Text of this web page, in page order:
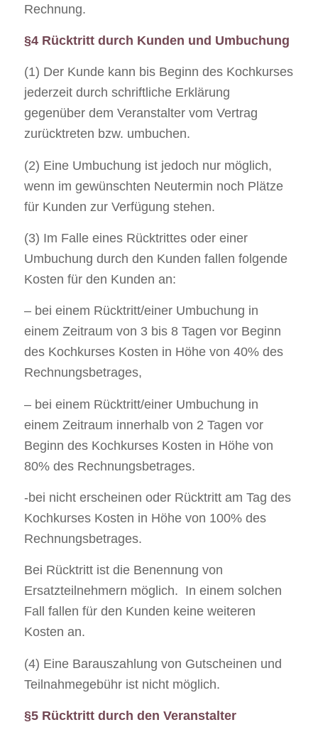
Rechnung.
§4 Rücktritt durch Kunden und Umbuchung
(1) Der Kunde kann bis Beginn des Kochkurses
jederzeit durch schriftliche Erklärung
gegenüber dem Veranstalter vom Vertrag
zurücktreten bzw. umbuchen.
(2) Eine Umbuchung ist jedoch nur möglich,
wenn im gewünschten Neutermin noch Plätze
für Kunden zur Verfügung stehen.
(3) Im Falle eines Rücktrittes oder einer
Umbuchung durch den Kunden fallen folgende
Kosten für den Kunden an:
– bei einem Rücktritt/einer Umbuchung in
einem Zeitraum von 3 bis 8 Tagen vor Beginn
des Kochkurses Kosten in Höhe von 40% des
Rechnungsbetrages,
– bei einem Rücktritt/einer Umbuchung in
einem Zeitraum innerhalb von 2 Tagen vor
Beginn des Kochkurses Kosten in Höhe von
80% des Rechnungsbetrages.
-bei nicht erscheinen oder Rücktritt am Tag des
Kochkurses Kosten in Höhe von 100% des
Rechnungsbetrages.
Bei Rücktritt ist die Benennung von
Ersatzteilnehmern möglich. In einem solchen
Fall fallen für den Kunden keine weiteren
Kosten an.
(4) Eine Barauszahlung von Gutscheinen und
Teilnahmegebühr ist nicht möglich.
§5 Rücktritt durch den Veranstalter